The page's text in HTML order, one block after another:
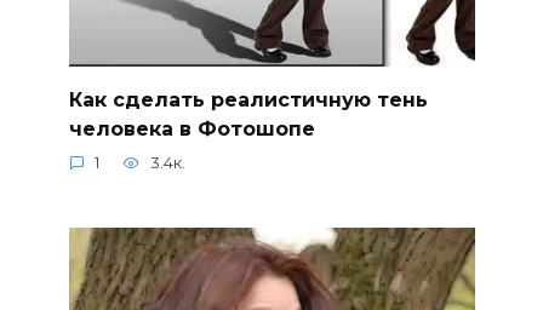
Как сделать реалистичную тень
человека в Фотошопе
1 3.4к.